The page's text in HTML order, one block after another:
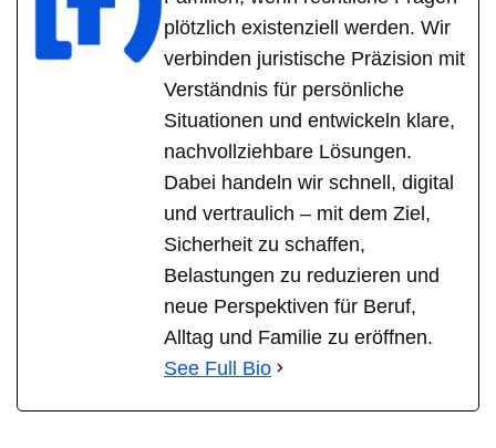
plötzlich existenziell werden. Wir
verbinden juristische Präzision mit
Verständnis für persönliche
Situationen und entwickeln klare,
nachvollziehbare Lösungen.
Dabei handeln wir schnell, digital
und vertraulich – mit dem Ziel,
Sicherheit zu schaffen,
Belastungen zu reduzieren und
neue Perspektiven für Beruf,
Alltag und Familie zu eröffnen.
See Full Bio